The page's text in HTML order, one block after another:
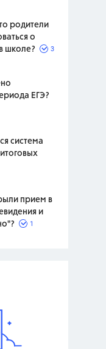
родители
о
школе?
3
ЕГЭ?
система
прием в
и
1